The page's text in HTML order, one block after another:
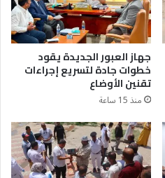
جهاز العبور الجديدة يقود
خطوات جادة لتسريع إجراءات
تقنين الأوضاع
منذ 15 ساعة